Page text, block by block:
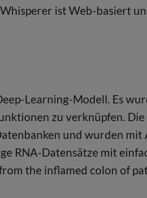
ist Web-basiert
Learning-Modell. Es
zu verknüpfen.
und wurden
RNA-Datensätze mit
the inflamed colon of